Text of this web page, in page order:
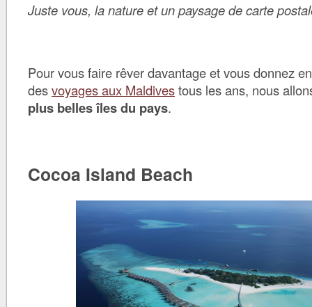
Juste vous, la nature et un paysage de carte
Pour vous faire rêver davantage et vous donnez
desvoyages aux Maldivestous les ans, nous
plus belles îles du pays.
Cocoa Island Beach